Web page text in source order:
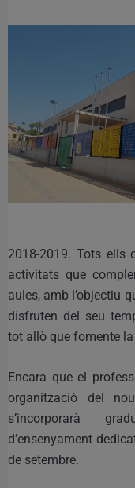
2018-2019. Tots ells
activitats que
aules, amb l’objectiu
disfruten del seu
tot allò que fomente
Encara que el
organització del
s’incorporarà
d’ensenyament
de setembre.